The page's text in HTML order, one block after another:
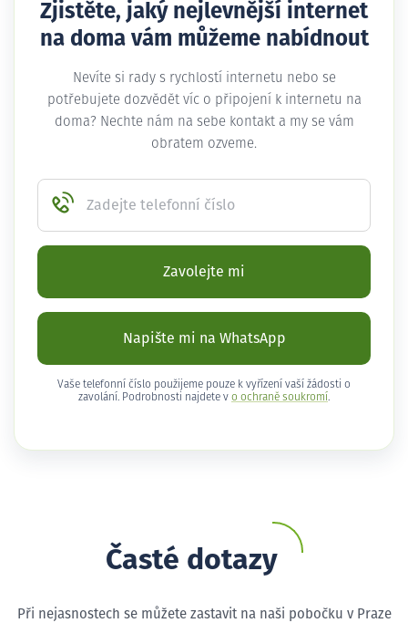
Zjistěte, jaký nejlevnější internet
na doma vám můžeme nabídnout
Nevíte si rady s rychlostí internetu nebo se
potřebujete dozvědět víc o připojení k internetu na
doma? Nechte nám na sebe kontakt a my se vám
obratem ozveme.
Zadejte telefonní číslo
Zavolejte mi
Napište mi na WhatsApp
Vaše telefonní číslo použijeme pouze k vyřízení vaší žádosti o
zavolání. Podrobnosti najdete v o ochraně soukromí .
Časté dotazy
Při nejasnostech se můžete zastavit na naši pobočku v Praze